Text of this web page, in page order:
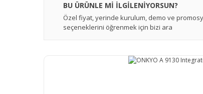
BU ÜRÜNLE Mİ İLGİLENİYORSUN?
Özel fiyat, yerinde kurulum, demo ve
seçeneklerini öğrenmek için bizi ara